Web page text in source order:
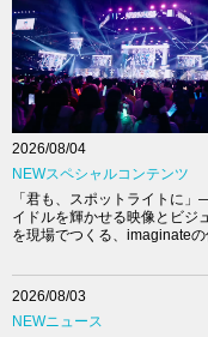
2026/08/04
NEWスペシャルコンテンツ
「君も、スポットライトに
イドルを輝かせる映像とビジ
を現場でつくる、imaginateの
2026/08/03
NEWニュース